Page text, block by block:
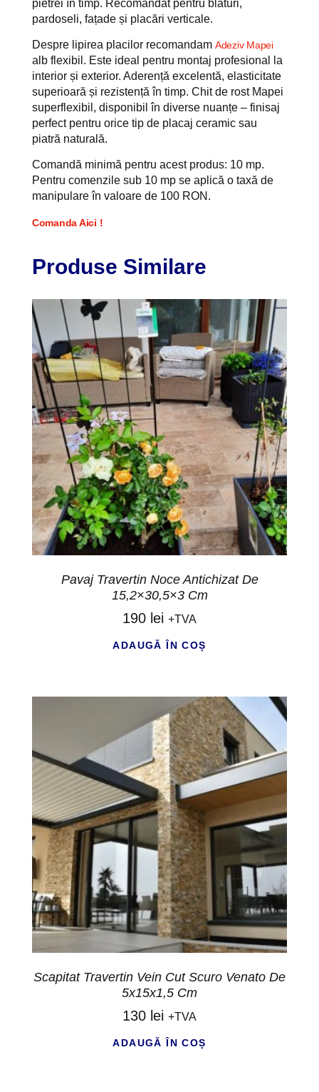
pietrei în timp. Recomandat pentru blaturi,
pardoseli, fațade și placări verticale.
Despre lipirea placilor recomandam Adeziv Mapei
alb flexibil. Este ideal pentru montaj profesional la
interior și exterior. Aderență excelentă, elasticitate
superioară și rezistență în timp. Chit de rost Mapei
superflexibil, disponibil în diverse nuanțe – finisaj
perfect pentru orice tip de placaj ceramic sau
piatră naturală.
Comandă minimă pentru acest produs: 10 mp.
Pentru comenzile sub 10 mp se aplică o taxă de
manipulare în valoare de 100 RON.
Comanda Aici !
Produse Similare
Pavaj Travertin Noce Antichizat De
15,2×30,5×3 Cm
190 lei +TVA
ADAUGĂ ÎN COȘ
Scapitat Travertin Vein Cut Scuro Venato De
5x15x1,5 Cm
130 lei +TVA
ADAUGĂ ÎN COȘ